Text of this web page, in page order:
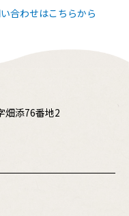
合わせはこちらから
畑添76番地2